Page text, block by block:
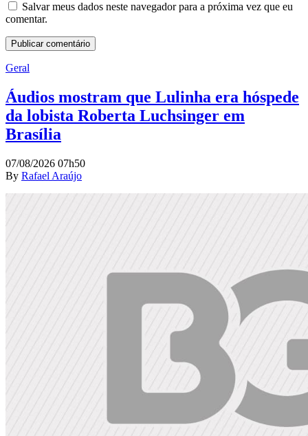
Salvar meus dados neste navegador para a próxima vez que eu
comentar.
Geral
Áudios mostram que Lulinha era hóspede
da lobista Roberta Luchsinger em
Brasília
07/08/2026 07h50
By Rafael Araújo